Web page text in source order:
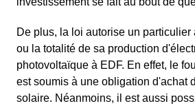
De plus, la loi autorise un particulier
ou la totalité de sa production
photovoltaïque à EDF. En effet, le
est soumis à une obligation d'achat
solaire. Néanmoins, il est aussi